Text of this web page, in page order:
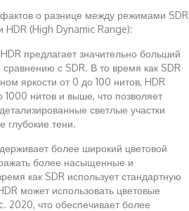
о разнице между режимами SDR
HDR (High Dynamic Range):
предлагает значительно больший
с SDR. В то время как SDR
яркости от 0 до 100 нитов, HDR
1000 нитов и выше, что позволяет
светлые участки
глубокие тени.
более широкий цветовой
более насыщенные и
как SDR использует стандартную
может использовать цветовые
2020, что обеспечивает более